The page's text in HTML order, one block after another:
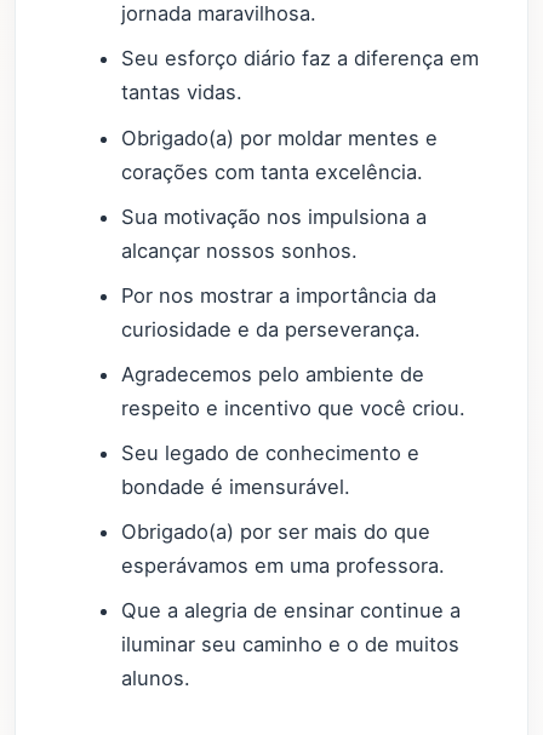
jornada maravilhosa.
Seu esforço diário faz a diferença em
tantas vidas.
Obrigado(a) por moldar mentes e
corações com tanta excelência.
Sua motivação nos impulsiona a
alcançar nossos sonhos.
Por nos mostrar a importância da
curiosidade e da perseverança.
Agradecemos pelo ambiente de
respeito e incentivo que você criou.
Seu legado de conhecimento e
bondade é imensurável.
Obrigado(a) por ser mais do que
esperávamos em uma professora.
Que a alegria de ensinar continue a
iluminar seu caminho e o de muitos
alunos.